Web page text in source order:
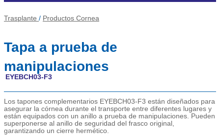
Trasplante / Productos Cornea
Tapa a prueba de
manipulaciones
EYEBCH03-F3
Los tapones complementarios EYEBCH03-F3 están diseñados para
asegurar la córnea durante el transporte entre diferentes lugares y
están equipados con un anillo a prueba de manipulaciones. Pueden
superponerse al anillo de seguridad del frasco original,
garantizando un cierre hermético.